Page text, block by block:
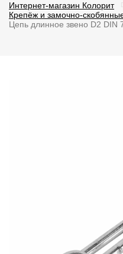
Интернет-магазин Колорит
Крепёж и замочно-
Цепь длинное звено D2 DIN